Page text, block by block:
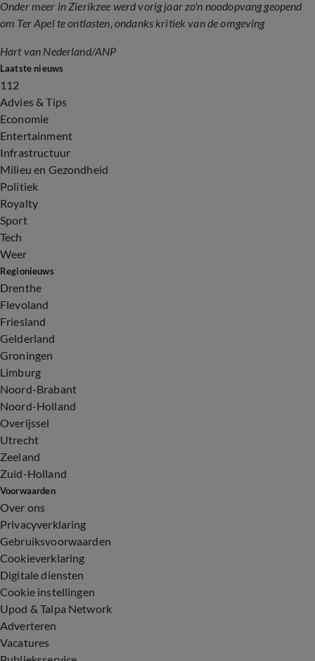
Onder meer in Zierikzee werd vorig jaar zo'n noodopvang geopend
om Ter Apel te ontlasten, ondanks kritiek van de omgeving
Hart van Nederland/ANP
Laatste nieuws
112
Advies & Tips
Economie
Entertainment
Infrastructuur
Milieu en Gezondheid
Politiek
Royalty
Sport
Tech
Weer
Regionieuws
Drenthe
Flevoland
Friesland
Gelderland
Groningen
Limburg
Noord-Brabant
Noord-Holland
Overijssel
Utrecht
Zeeland
Zuid-Holland
Voorwaarden
Over ons
Privacyverklaring
Gebruiksvoorwaarden
Cookieverklaring
Digitale diensten
Cookie instellingen
Upod & Talpa Network
Adverteren
Vacatures